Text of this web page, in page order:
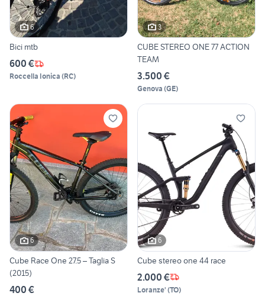
6
Bici mtb
600 €
Roccella Ionica (RC)
3
CUBE STEREO ONE 77 ACTION
TEAM
3.500 €
Genova (GE)
6
Cube Race One 27.5 – Taglia S
(2015)
400 €
6
Cube stereo one 44 race
2.000 €
Loranze' (TO)